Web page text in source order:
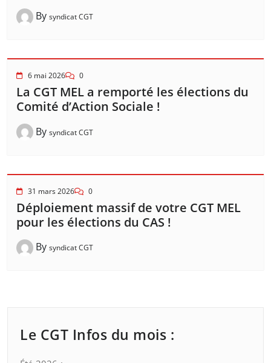
By syndicat CGT
6 mai 2026 0
La CGT MEL a remporté les élections du
Comité d’Action Sociale !
By syndicat CGT
31 mars 2026 0
Déploiement massif de votre CGT MEL
pour les élections du CAS !
By syndicat CGT
Le CGT Infos du mois :